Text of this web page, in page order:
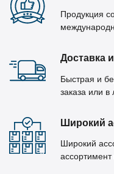
Продукция
Доставка
Быстрая и
заказа или
Широкий
Широкий